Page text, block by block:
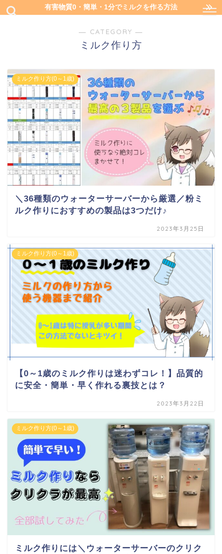
有害物質0・簡単・1分でミルクを作る方法
― CATEGORY ―
ミルク作り方
ミルク作り方(0～1歳)
＼36種類のウォーターサーバーから厳選／粉ミ
ルク作りにおすすめの製品は3つだけ♪
2023年3月25日
ミルク作り方(0～1歳)
【0～1歳のミルク作りは迷わずコレ！】品質的
に安全・簡単・早く作れる裏技とは？
2023年3月22日
ミルク作り方(0～1歳)
ミルク作りには＼ウォーターサーバーのクリク